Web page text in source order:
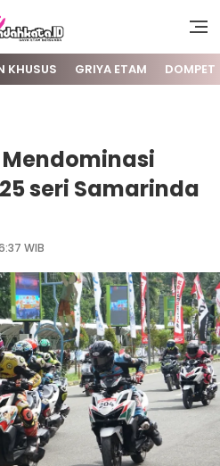
WadaiBersuara
KHUSUS GRIYA ETAM DOMPET
Mendominasi
seri Samarinda
WIB